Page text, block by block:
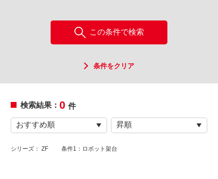
この条件で検索
条件をクリア
検索結果：0件
シリーズ： ZF 条件1：ロボット架台